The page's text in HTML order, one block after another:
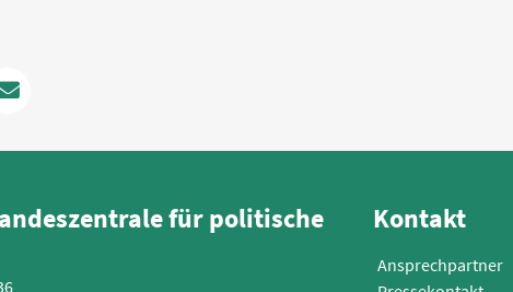
für politische
Kontakt
Ansprechpartner